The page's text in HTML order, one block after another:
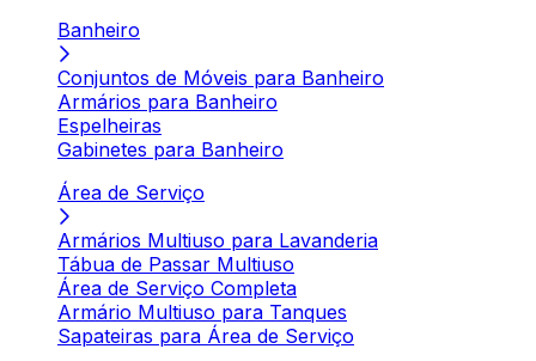
Banheiro
Conjuntos de Móveis para Banheiro
Armários para Banheiro
Espelheiras
Gabinetes para Banheiro
Área de Serviço
Armários Multiuso para Lavanderia
Tábua de Passar Multiuso
Área de Serviço Completa
Armário Multiuso para Tanques
Sapateiras para Área de Serviço